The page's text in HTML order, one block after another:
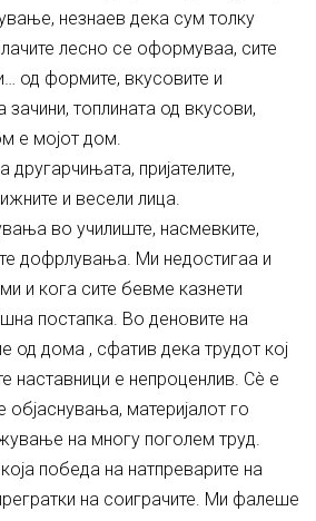
незнаев дека сум толку
лесно се оформуваа, сите
од формите, вкусовите и
топлината од вкусови,
е мојот дом.
пријателите,
и весели лица.
во училиште, насмевките,
дофрлувања. Ми недостигаа и
и кога сите бевме казнети
постапка. Во деновите на
од дома , сфатив дека трудот кој
наставници е непроценлив. Сè е
објаснувања, материјалот го
на многу поголем труд.
победа на натпреварите на
на соиграчите. Ми фалеше